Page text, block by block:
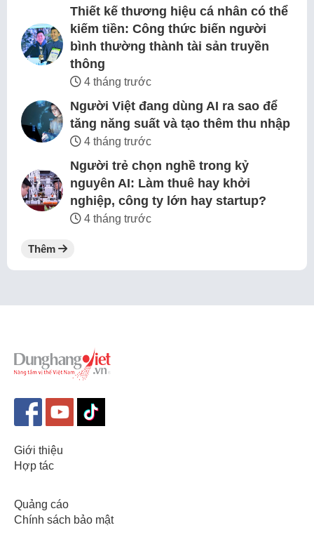
Thiết kế thương hiệu cá nhân có thể
kiếm tiền: Công thức biến người
bình thường thành tài sản truyền
thông
4 tháng trước
Người Việt đang dùng AI ra sao để
tăng năng suất và tạo thêm thu nhập
4 tháng trước
Người trẻ chọn nghề trong kỷ
nguyên AI: Làm thuê hay khởi
nghiệp, công ty lớn hay startup?
4 tháng trước
Thêm
Giới thiệu
Hợp tác
Quảng cáo
Chính sách bảo mật